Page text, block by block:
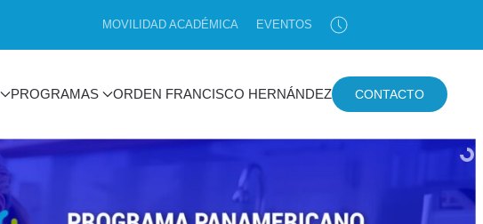
MOVILIDAD ACADÉMICA EVENTOS
PROGRAMAS ORDEN FRANCISCO HERNÁNDEZ CONTACTO